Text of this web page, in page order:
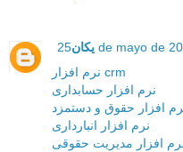
یکان 25 de mayo de
نرم افزار crm
نرم افزار حسابداری
افزار حقوق و دستمزد
نرم افزار انبارداری
افزار مديريت حقوقی